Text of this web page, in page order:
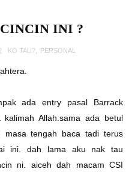
INI ?
KO TAU? PERSONAL
ada entry pasal Barrack
Allah.sama ada betul
masa tengah baca tadi terus
ini. dah lama aku nak tau
ni. aiceh dah macam CSI